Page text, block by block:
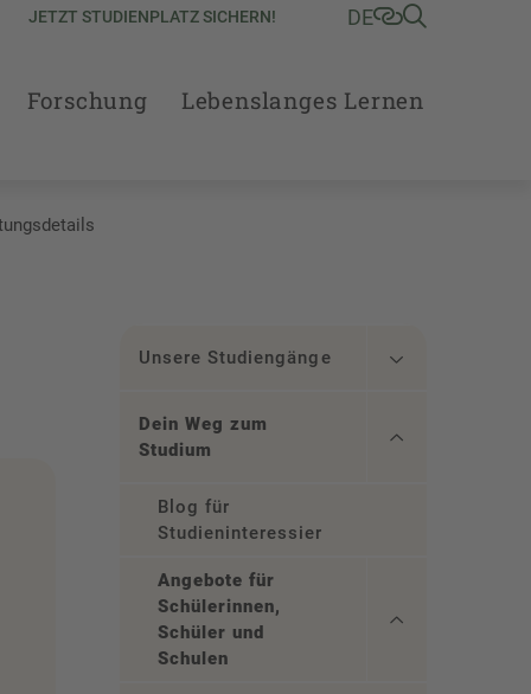
JETZT STUDIENPLATZ SICHERN! DE
Forschung Lebenslanges Lernen
Unsere Studiengänge
Dein Weg zum
Studium
Blog für
Studieninteressierte
Angebote für
Schülerinnen,
Schüler und
Schulen